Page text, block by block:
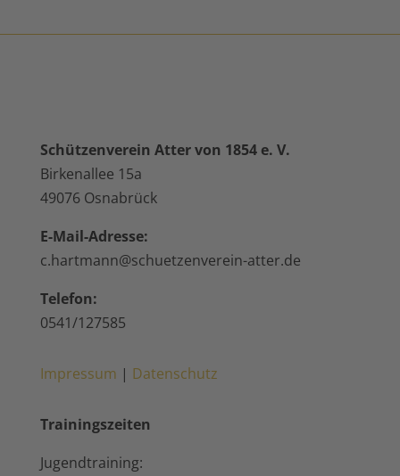
Schützenverein Atter von 1854 e. V.
Birkenallee 15a
49076 Osnabrück
E-Mail-Adresse:
c.hartmann@schuetzenverein-atter.de
Telefon:
0541/127585
Impressum | Datenschutz
Trainingszeiten
Jugendtraining: